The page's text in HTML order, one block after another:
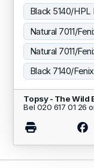
Black 5140/
Natural 7011/
Natural 7011/
Black 7140/
Topsy - The Wild
Bel 020 617 01 26